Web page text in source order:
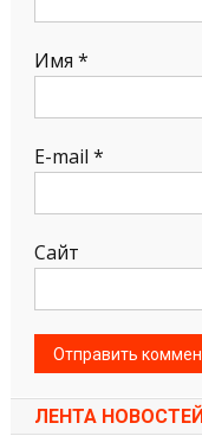
Имя *
E-mail *
Сайт
ЛЕНТА НОВОСТЕЙ